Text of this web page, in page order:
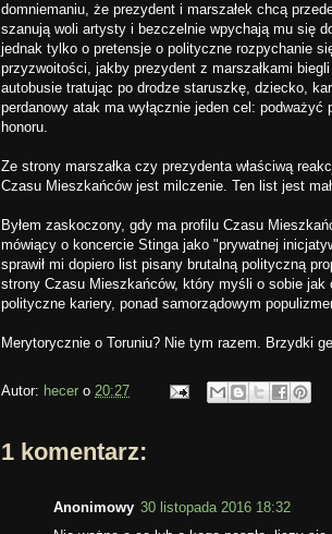
domniemaniu, że prezydent i marszałek chcą
szanują woli artysty i bezczelnie wpychają mu się
jednak tylko o pretensje o polityczne rozpychanie
przyzwoitości, jakby prezydent z marszałkami
autobusie tratując po drodze staruszkę, dziecko,
perdanowy atak ma wyłącznie jeden cel:
honoru.
Ze strony marszałka czy prezydenta właściwą
Czasu Mieszkańców jest milczenie. Ten list jest
Byłem zaskoczony, gdy ma profilu Czasu
mówiący o koncercie Stinga jako "prywatnej
sprawił mi dopiero list pisany brutalną polityczną
strony Czasu Mieszkańców, który myśli o sobie jak
polityczne kariery, ponad samorządowym
Merytorycznie o Toruniu? Nie tym razem. Brzydki
Autor: hecer o 20:27
1 komentarz:
Anonimowy 30 listopada 2016 18:32